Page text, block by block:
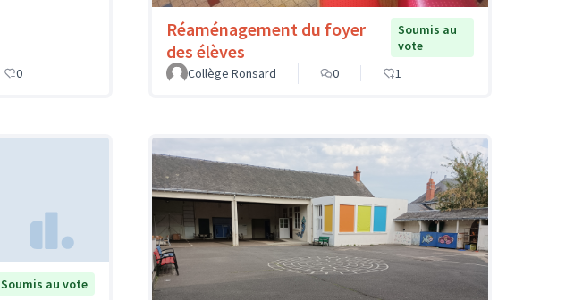
0
Réaménagement du foyer
des élèves
Soumis au
vote
Collège Ronsard
0 1
Soumis au vote